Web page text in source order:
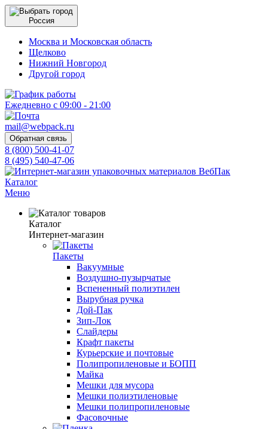
Россия
Москва и Московская область
Щелково
Нижний Новгород
Другой город
Ежедневно с 09:00 - 21:00
mail@webpack.ru
Обратная связь
8 (800) 500-41-07
8 (495) 540-47-06
Каталог
Меню
Каталог
Интернет-магазин
Пакеты
Вакуумные
Воздушно-пузырчатые
Вспененный полиэтилен
Вырубная ручка
Дой-Пак
Зип-Лок
Слайдеры
Крафт пакеты
Курьерские и почтовые
Полипропиленовые и БОПП
Майка
Мешки для мусора
Мешки полиэтиленовые
Мешки полипропиленовые
Фасовочные